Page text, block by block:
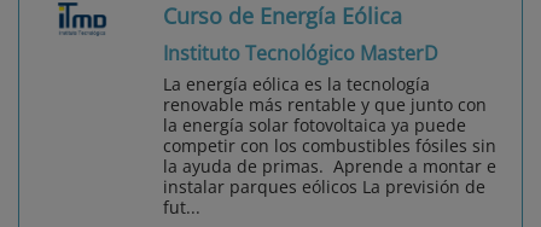
Curso de Energía Eólica
Instituto Tecnológico MasterD
La energía eólica es la tecnología
renovable más rentable y que junto con
la energía solar fotovoltaica ya puede
competir con los combustibles fósiles sin
la ayuda de primas. Aprende a montar e
instalar parques eólicos La previsión de
fut...